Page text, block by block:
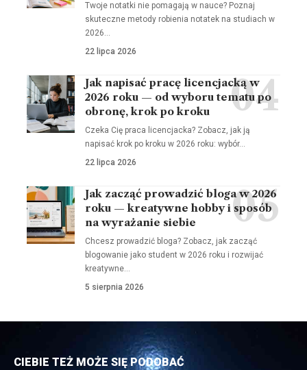
Twoje notatki nie pomagają w nauce? Poznaj
skuteczne metody robienia notatek na studiach w
2026…
22 lipca 2026
Jak napisać pracę licencjacką w
2026 roku — od wyboru tematu po
obronę, krok po kroku
Czeka Cię praca licencjacka? Zobacz, jak ją
napisać krok po kroku w 2026 roku: wybór…
22 lipca 2026
Jak zacząć prowadzić bloga w 2026
roku — kreatywne hobby i sposób
na wyrażanie siebie
Chcesz prowadzić bloga? Zobacz, jak zacząć
blogowanie jako student w 2026 roku i rozwijać
kreatywne…
5 sierpnia 2026
CIEBIE TEŻ MOŻE SIĘ PODOBAĆ